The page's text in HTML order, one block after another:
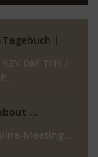
Tagebuch |
DM THS /
…
Meeting…